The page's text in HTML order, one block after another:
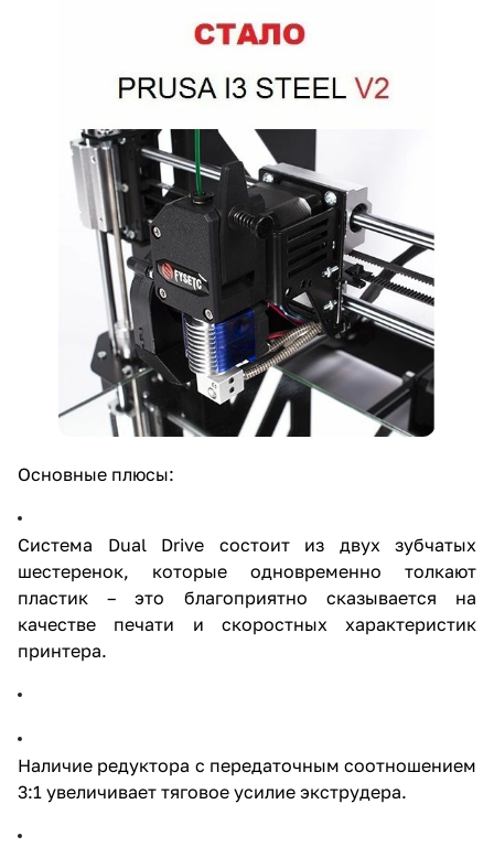
Основные плюсы:
Система Dual Drive состоит из двух зубчатых
шестеренок, которые одновременно толкают
пластик – это благоприятно сказывается на
качестве печати и скоростных характеристик
принтера.
Наличие редуктора с передаточным соотношением
3:1 увеличивает тяговое усилие экструдера.